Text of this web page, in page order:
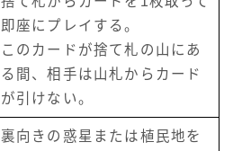
即座にプレイする。
このカードが捨て札の山にあ
る間、相手は山札からカード
が引けない。
裏向きの惑星または植民地を